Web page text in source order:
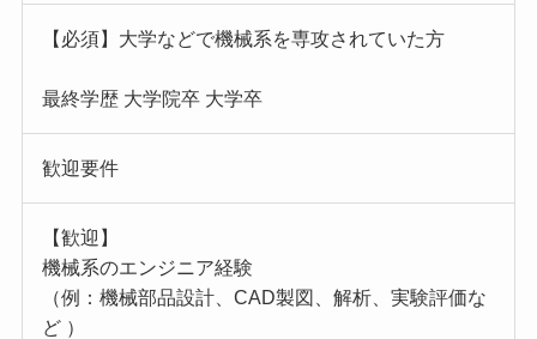
【必須】大学などで機械系を専攻されていた方
最終学歴 大学院卒 大学卒
歓迎要件
【歓迎】
機械系のエンジニア経験
（例：機械部品設計、CAD製図、解析、実験評価な
ど ）